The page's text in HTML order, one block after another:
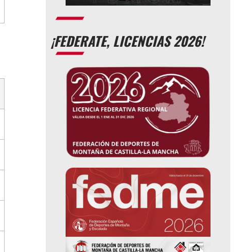
¡FEDERATE, LICENCIAS 2026!